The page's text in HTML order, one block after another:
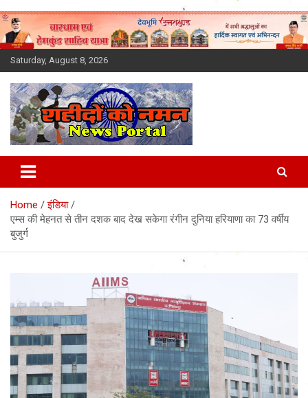
Skip
to
content
Saturday, August 8, 2026
Latest News Today, Breaking
News, Uttarakhand News in
Hindi
Home
इंडिया
एम्स की मेहनत से तीन दशक बाद देख सकेगा रंगीन दुनिया हरियाणा का 73 वर्षीय
बुजुर्ग